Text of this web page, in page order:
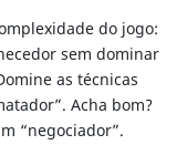
do jogo:
sem dominar
as técnicas
Acha bom?
“negociador”.